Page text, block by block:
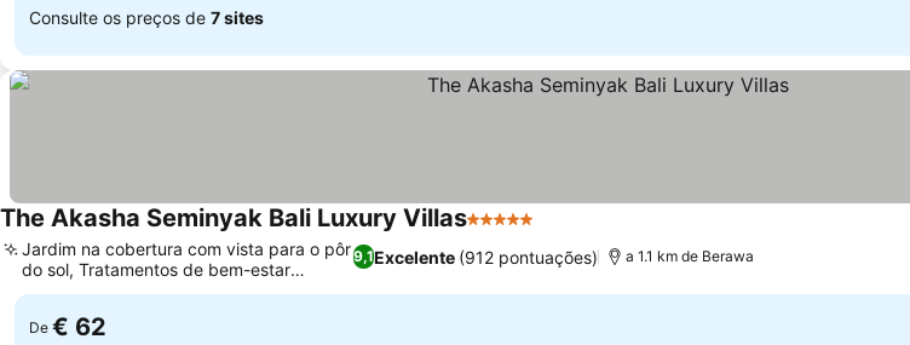
Consulte os preços de 7 sites
The Akasha Seminyak Bali Luxury Villas5 Estrelas
9,1Excelente (912 pontuações)
Jardim na cobertura com vista para o pôr
do sol, Tratamentos de bem-estar
completos
a 1.1 km de Berawa
De € 62